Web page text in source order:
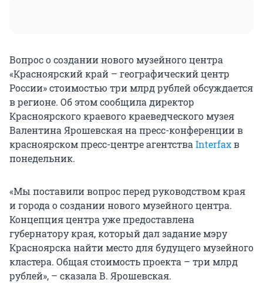
Вопрос о создании нового музейного центра
«Красноярский край – географический центр
России» стоимостью три млрд рублей обсуждается
в регионе. Об этом сообщила директор
Красноярского краевого краеведческого музея
Валентина Ярошевская на пресс-конференции в
красноярском пресс-центре агентства Interfaxв
понедельник.
«Мы поставили вопрос перед руководством края
и города о создании нового музейного центра.
Концепция центра уже предоставлена
губернатору края, который дал задание мэру
Красноярска найти место для будущего музейного
кластера. Общая стоимость проекта – три млрд
рублей», – сказала В. Ярошевская.